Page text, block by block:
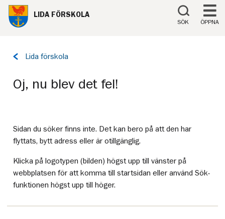
Till innehåll på sidan
LIDA FÖRSKOLA
SÖK ÖPPNA
Tillbaka
Lida förskola
Oj, nu blev det fel!
Sidan du söker finns inte. Det kan bero på att den har
flyttats, bytt adress eller är otillgänglig.
Klicka på logotypen (bilden) högst upp till vänster på
webbplatsen för att komma till startsidan eller använd Sök-
funktionen högst upp till höger.